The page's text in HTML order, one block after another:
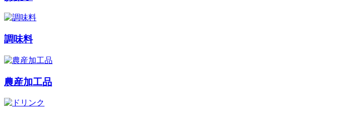
調味料
農産加工品